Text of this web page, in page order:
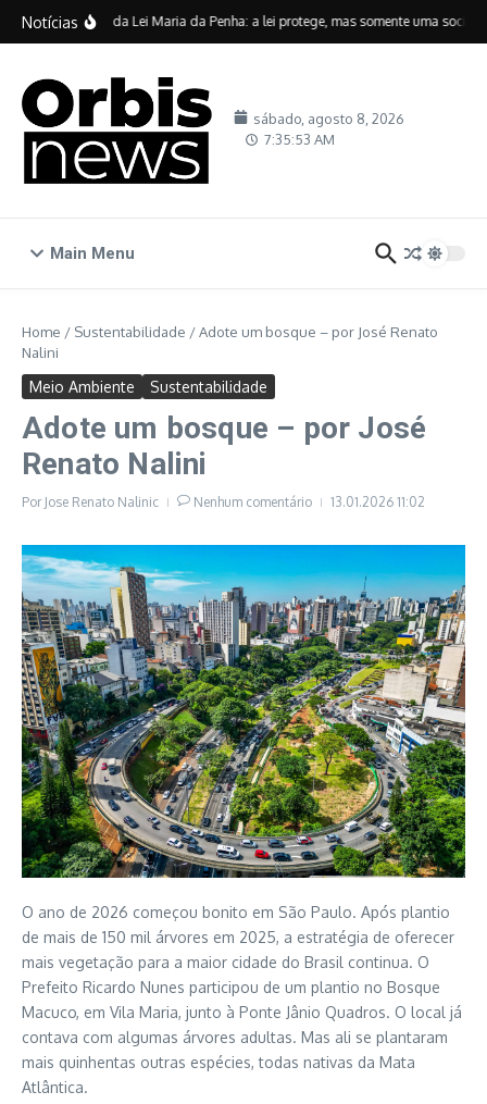
Ir para o conteúdo
Notícias
Vinte anos da Lei Maria da Penha: a lei protege, mas somente uma
sábado, agosto 8, 2026
7:35:53 AM
Main Menu
Home / Sustentabilidade /Adote um bosque – por José Renato
Nalini
Meio Ambiente Sustentabilidade
Adote um bosque – por José
Renato Nalini
Por Jose Renato Nalinic Nenhum comentário 13.01.2026 11:02
O ano de 2026 começou bonito em São Paulo. Após plantio
de mais de 150 mil árvores em 2025, a estratégia de oferecer
mais vegetação para a maior cidade do Brasil continua. O
Prefeito Ricardo Nunes participou de um plantio no Bosque
Macuco, em Vila Maria, junto à Ponte Jânio Quadros. O local já
contava com algumas árvores adultas. Mas ali se plantaram
mais quinhentas outras espécies, todas nativas da Mata
Atlântica.